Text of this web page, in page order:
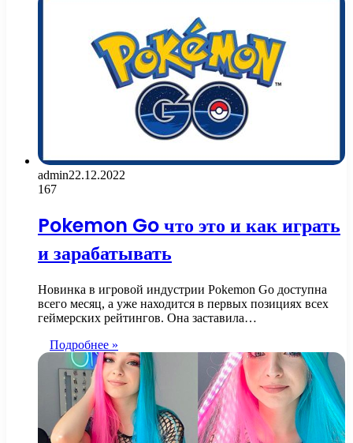
admin22.12.2022
167
Pokemon Go что это и как играть
и зарабатывать
Новинка в игровой индустрии Pokemon Go доступна
всего месяц, а уже находится в первых позициях всех
геймерских рейтингов. Она заставила…
Подробнее »